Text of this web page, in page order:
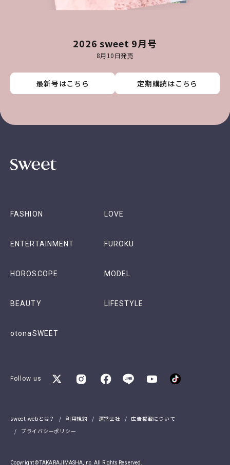
2026 sweet 9月号
8月10日発売
最新号はこちら 定期購読はこちら
最新号はこちら 定期購読はこちら
最新号はこちら 定期購読はこちら
最新号はこちら 定期購読はこちら
FASHION LOVE
ENTERTAINMENT FUROKU
HOROSCOPE MODEL
BEAUTY LIFESTYLE
otonaSWEET
Follow us
sweet webとは？ 利用規約 運営会社
広告掲載について
プライバシーポリシー
Copyright © TAKARAJIMASHA,Inc. All Rights Reserved.